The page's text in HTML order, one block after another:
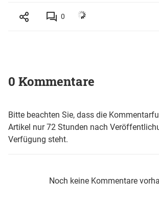
0
0 Kommentare
Bitte beachten Sie, dass die
Artikel nur 72 Stunden nach
Verfügung steht.
Noch keine Kommentare